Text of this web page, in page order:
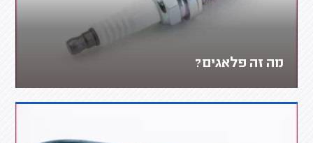
מה זה פלאגים?